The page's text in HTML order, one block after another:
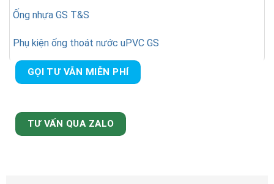
Ống nhựa GS T&S
Phụ kiện ống thoát nước uPVC GS
GỌI TƯ VẪN MIỄN PHÍ
TƯ VẤN QUA ZALO